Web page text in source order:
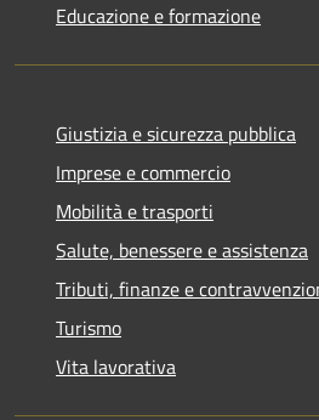
Educazione e formazione
Giustizia e sicurezza pubblica
Imprese e commercio
Mobilità e trasporti
Salute, benessere e assistenza
Tributi, finanze e
Turismo
Vita lavorativa